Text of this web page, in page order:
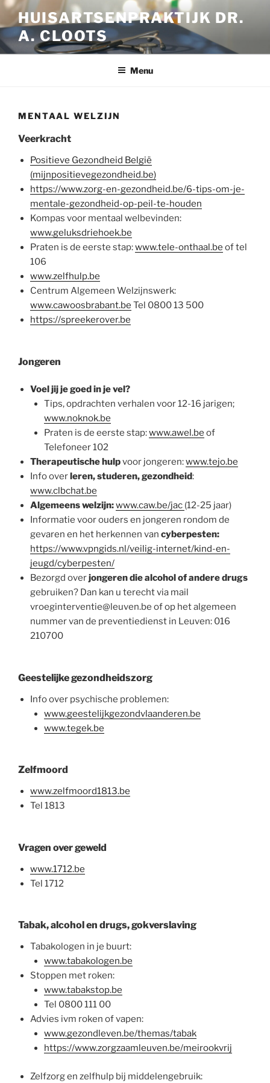
Ga
naar
de
inhoud
HUISARTSENPRAKTIJK DR.
A. CLOOTS
Menu
MENTAAL WELZIJN
Veerkracht
Positieve Gezondheid België
(mijnpositievegezondheid.be)
https://www.zorg-en-gezondheid.be/6-tips-om-je-
mentale-gezondheid-op-peil-te-houden
Kompas voor mentaal welbevinden:
www.geluksdriehoek.be
Praten is de eerste stap:www.tele-onthaal.be of tel
106
www.zelfhulp.be
Centrum Algemeen Welzijnswerk:
www.cawoosbrabant.be Tel 0800 13 500
https://spreekerover.be
Jongeren
Voel jij je goed in je vel?
Tips, opdrachten verhalen voor 12-16 jarigen;
www.noknok.be
Praten is de eerste stap:www.awel.be of
Telefoneer 102
Therapeutische hulpvoor jongeren:www.tejo.be
Info overleren, studeren, gezondheid:
www.clbchat.be
Algemeens welzijn:www.caw.be/jac (12-25 jaar)
Informatie voor ouders en jongeren rondom de
gevaren en het herkennen van cyberpesten:
https://www.vpngids.nl/veilig-internet/kind-en-
jeugd/cyberpesten/
Bezorgd overjongeren die alcohol of andere drugs
gebruiken? Dan kan u terecht via mail
vroeginterventie@leuven.be of op het algemeen
nummer van de preventiedienst in Leuven: 016
210700
Geestelijke gezondheidszorg
Info over psychische problemen:
www.geestelijkgezondvlaanderen.be
www.tegek.be
Zelfmoord
www.zelfmoord1813.be
Tel 1813
Vragen over geweld
www.1712.be
Tel 1712
Tabak, alcohol en drugs, gokverslaving
Tabakologen in je buurt:
www.tabakologen.be
Stoppen met roken:
www.tabakstop.be
Tel 0800 111 00
Advies ivm roken of vapen:
www.gezondleven.be/themas/tabak
https://www.zorgzaamleuven.be/meirookvrij
Zelfzorg en zelfhulp bij middelengebruik: